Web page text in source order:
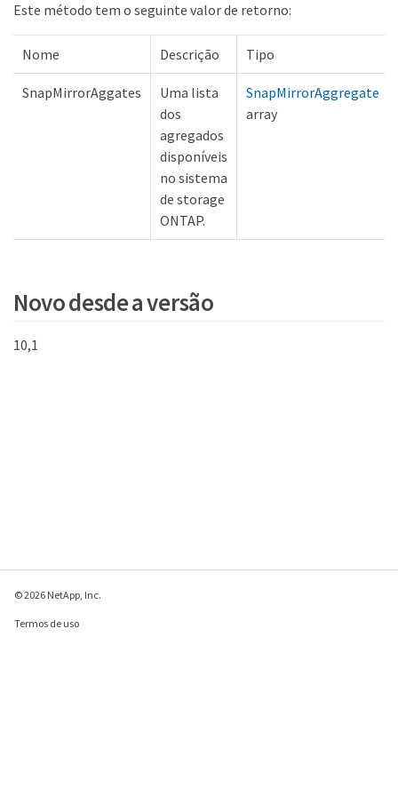
Este método tem o seguinte valor de retorno:
Nome Descrição Tipo
SnapMirrorAggates
Uma lista
dos
agregados
disponíveis
no sistema
de storage
ONTAP.
SnapMirrorAggregate
array
Novo desde a versão
10,1
© 2026 NetApp, Inc.
Termos de uso